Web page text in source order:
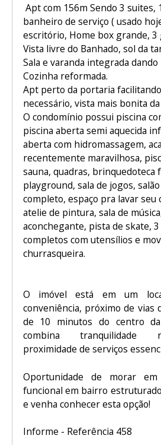
Apt com 156m Sendo 3 suites,
banheiro de serviço ( usado
escritório, Home box grande, 3
Vista livre do Banhado, sol da
Sala e varanda integrada dando
Cozinha reformada.
Apt perto da portaria
necessário, vista mais bonita da
O condomínio possui piscina
piscina aberta semi aquecida
aberta com hidromassagem,
recentemente maravilhosa,
sauna, quadras, brinquedoteca
playground, sala de jogos,
completo, espaço pra lavar seu
atelie de pintura, sala de
aconchegante, pista de skate,
completos com utensílios e
churrasqueira.
O imóvel está em um
conveniência, próximo de vias
de 10 minutos do centro
combina tranquilidade
proximidade de serviços
Oportunidade de morar
funcional em bairro
e venha conhecer esta opção!
Informe - Referência 458